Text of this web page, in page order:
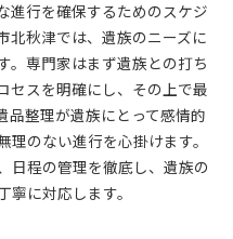
進行を確保するためのスケジ
北秋津では、遺族のニーズに
。専門家はまず遺族との打ち
セスを明確にし、その上で最
品整理が遺族にとって感情的
のない進行を心掛けます。
日程の管理を徹底し、遺族の
に対応します。